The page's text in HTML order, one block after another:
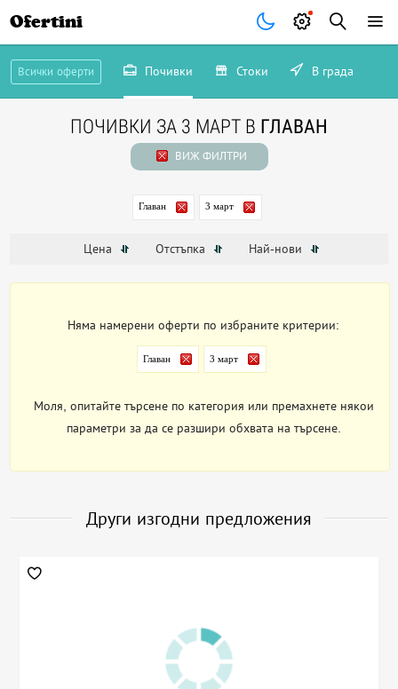
Ofertini
Всички оферти Почивки Стоки В града
ПОЧИВКИ ЗА 3 МАРТ В ГЛАВАН
ВИЖ ФИЛТРИ
Главан 3 март
Цена Отстъпка Най-нови
Няма намерени оферти по избраните критерии:
Главан 3 март
Моля, опитайте търсене по категория или премахнете някои
параметри за да се разшири обхвата на търсене.
Други изгодни предложения